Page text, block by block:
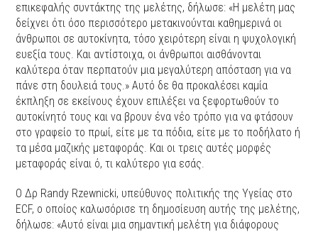
επικεφαλής συντάκτης της μελέτης, δήλωσε: «Η μελέτη μας
δείχνει ότι όσο περισσότερο μετακινούνται καθημερινά οι
άνθρωποι σε αυτοκίνητα, τόσο χειρότερη είναι η ψυχολογική
ευεξία τους. Και αντίστοιχα, οι άνθρωποι αισθάνονται
καλύτερα όταν περπατούν μια μεγαλύτερη απόσταση για να
πάνε στη δουλειά τους.» Αυτό δε θα προκαλέσει καμία
έκπληξη σε εκείνους έχουν επιλέξει να ξεφορτωθούν το
αυτοκίνητό τους και να βρουν ένα νέο τρόπο για να φτάσουν
στο γραφείο το πρωί, είτε με τα πόδια, είτε με το ποδήλατο ή
τα μέσα μαζικής μεταφοράς. Και οι τρεις αυτές μορφές
μεταφοράς είναι ό, τι καλύτερο για εσάς.
Ο Δρ Randy Rzewnicki, υπεύθυνος πολιτικής της Υγείας στο
ECF, ο οποίος καλωσόρισε τη δημοσίευση αυτής της μελέτης,
δήλωσε: «Αυτό είναι μια σημαντική μελέτη για διάφορους